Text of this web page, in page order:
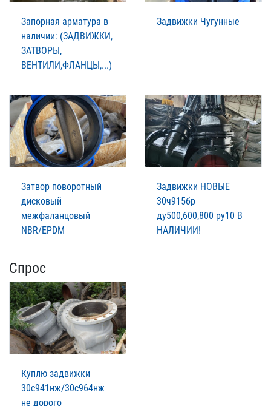
Запорная арматура в
наличии: (ЗАДВИЖКИ,
ЗАТВОРЫ,
ВЕНТИЛИ,ФЛАНЦЫ,...)
Задвижки Чугунные
Затвор поворотный
дисковый
межфаланцовый
NBR/EPDM
Задвижки НОВЫЕ
30ч915бр
ду500,600,800 ру10 В
НАЛИЧИИ!
Спрос
Куплю задвижки
30с941нж/30с964нж
не дорого